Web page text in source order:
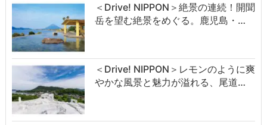
＜Drive! NIPPON＞絶景の連続！開聞
岳を望む絶景をめぐる。鹿児島・…
＜Drive! NIPPON＞レモンのように爽
やかな風景と魅力が溢れる、尾道…